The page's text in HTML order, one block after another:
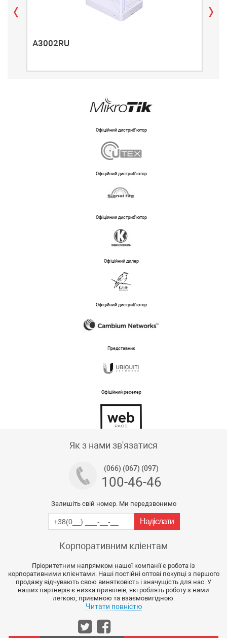
A3002RU
Офіційний дистриб'ютор
Офіційний дистриб'ютор
Офіційний дистриб'ютор
Офіційний дилер
Офіційний дистриб'ютор
Представник
Офіційний реселер
Як з нами зв'язатися
(066) (067) (097)
100-46-46
Залишіть свій номер. Ми передзвонимо
Корпоративним кліентам
Пріоритетним напрямком нашої компанії є робота із
корпоративними клієнтами. Наші постійні оптові покупці з першого
продажу відчувають свою винятковість і значущість для нас. У
наших партнерів є низка привілеїв, які роблять роботу з нами
легкою, приємною та взаємовигідною.
Читати повністю